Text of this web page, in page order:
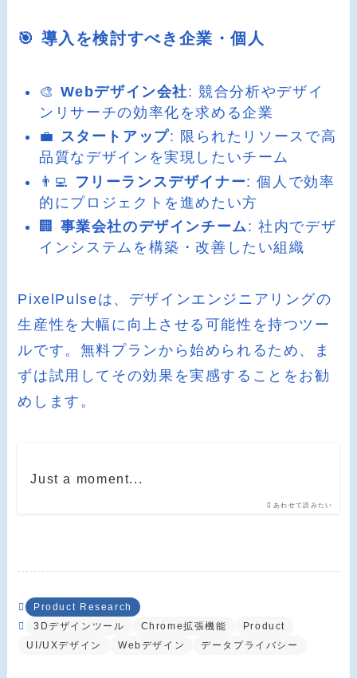
🎯 導入を検討すべき企業・個人
🎨 Webデザイン会社: 競合分析やデザイ
ンリサーチの効率化を求める企業
💼 スタートアップ: 限られたリソースで高
品質なデザインを実現したいチーム
👨‍💻 フリーランスデザイナー: 個人で効率
的にプロジェクトを進めたい方
🏢 事業会社のデザインチーム: 社内でデザ
インシステムを構築・改善したい組織
PixelPulseは、デザインエンジニアリングの
生産性を大幅に向上させる可能性を持つツー
ルです。無料プランから始められるため、ま
ずは試用してその効果を実感することをお勧
めします。
あわせて読みたい
Just a moment...
Product Research
3Dデザインツール
Chrome拡張機能
Product
UI/UXデザイン
Webデザイン データプライバシー